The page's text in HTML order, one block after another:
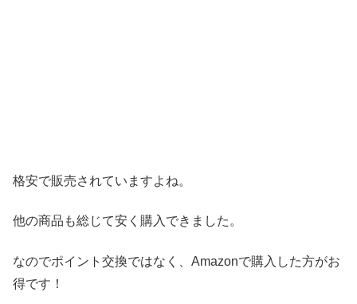
格安で販売されていますよね。
他の商品も総じて安く購入できました。
なのでポイント交換ではなく、Amazonで購入した方がお
得です！